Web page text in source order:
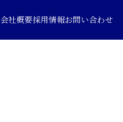
会社概要採用情報お問い合わせ